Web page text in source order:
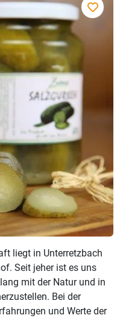
liegt in Unterretzbach
Seit jeher ist es uns
mit der Natur und in
Bei der
und Werte der